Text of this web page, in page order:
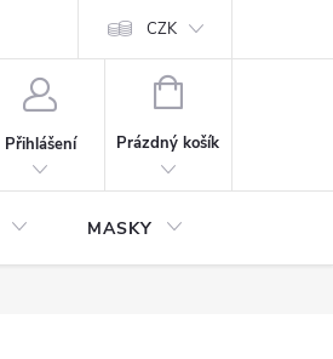
CZK
Přihlášení
NÁKUPNÍ
Prázdný košík
MASKY